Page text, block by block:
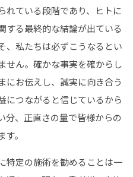
れている段階であり、ヒトに
する最終的な結論が出ている
、私たちは必ずこうなるとい
せん。確かな事実を確からし
にお伝えし、誠実に向き合う
につながると信じているから
分、正直さの量で皆様からの
。
特定の施術を勧めることは一